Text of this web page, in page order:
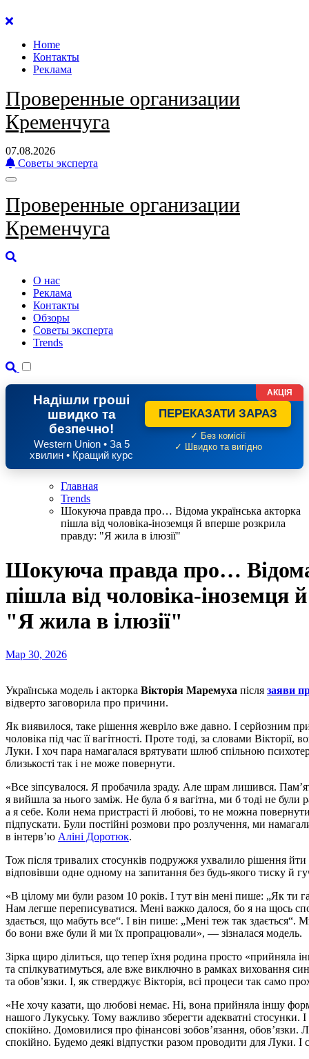
Перейти
содержанию
Home
Контакты
Реклама
Проверенные организации
Кременчуга
07.08.2026
Советы эксперта
Проверенные организации
Кременчуга
О нас
Реклама
Контакты
Обзоры
Советы эксперта
Trends
Надішли гроші
швидко та
безпечно!
Western Union • За 5
хвилин • Кращий курс
ПЕРЕКАЗАТИ ЗАРАЗ
✓ Без комісії
✓ Швидко та вигідно
АКЦІЯ
Главная
Trends
Шокуюча правда про… Відома українська акторка
пішла від чоловіка-іноземця й вперше розкрила
правду: "Я жила в ілюзії"
Шокуюча правда про…
пішла від чоловіка-
"Я жила в ілюзії"
Мар 30, 2026
Українська модель і акторка Вікторія Маремуха після заяви
відверто заговорила про причини.
Як виявилося, таке рішення жевріло вже давно. І серйозним
чоловіка під час її вагітності. Проте тоді, за словами
Луки. І хоч пара намагалася врятувати шлюб спільною
близькості так і не може повернути.
«Все зіпсувалося. Я пробачила зраду. Але шрам лишився.
я вийшла за нього заміж. Не була б я вагітна, ми б тоді не були
а я себе. Коли нема пристрасті й любові, то не можна
підпускати. Були постійні розмови про розлучення, ми
в інтерв’ю Аліні Доротюк.
Тож після тривалих стосунків подружжя ухвалило рішення
відповівши одне одному на запитання без будь-якого тиску й
«В цілому ми були разом 10 років. І тут він мені пише: „Як ти
Нам легше переписуватися. Мені важко далося, бо я на щось
здається, що мабуть все“. І він пише: „Мені теж так
бо вони вже були й ми їх пропрацювали», — зізналася модель.
Зірка щиро ділиться, що тепер їхня родина просто «прийняла
та спілкуватимуться, але вже виключно в рамках виховання
та обов’язки. І, як стверджує Вікторія, всі процеси так само
«Не хочу казати, що любові немає. Ні, вона прийняла іншу
нашого Лукуську. Тому важливо зберегти адекватні
спокійно. Домовилися про фінансові зобов’язання,
спокійно. Будемо деякі відпустки разом проводити для Луки.